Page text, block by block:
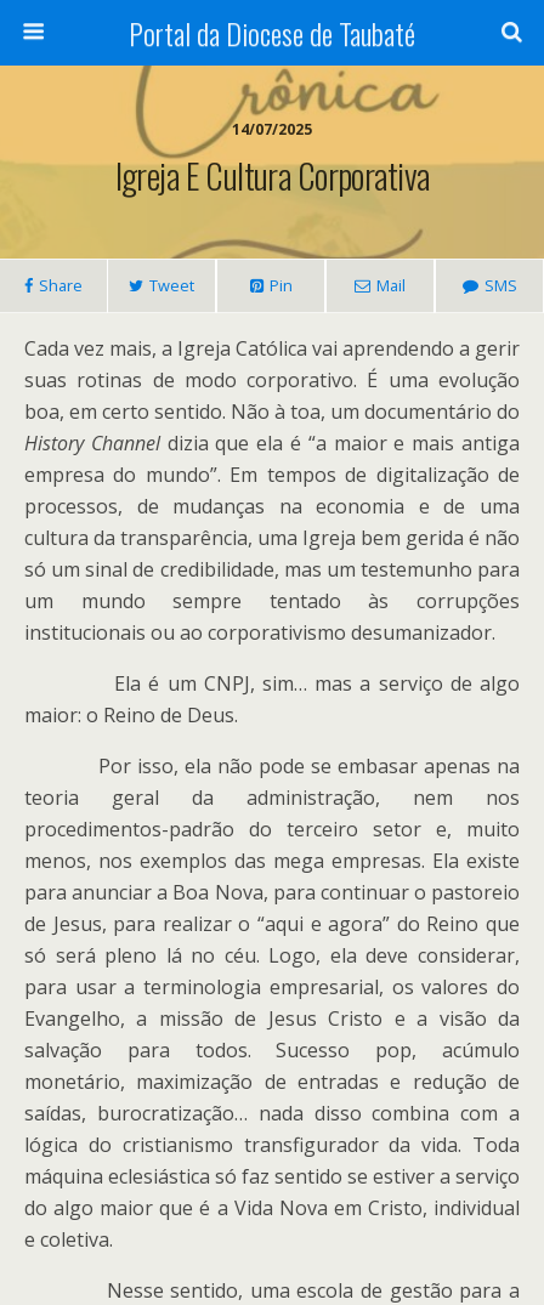
Portal da Diocese de Taubaté
14/07/2025
Igreja E Cultura Corporativa
Share Tweet Pin Mail SMS
Cada vez mais, a Igreja Católica vai aprendendo a gerir
suas rotinas de modo corporativo. É uma evolução
boa, em certo sentido. Não à toa, um documentário do
History Channel dizia que ela é “a maior e mais antiga
empresa do mundo”. Em tempos de digitalização de
processos, de mudanças na economia e de uma
cultura da transparência, uma Igreja bem gerida é não
só um sinal de credibilidade, mas um testemunho para
um mundo sempre tentado às corrupções
institucionais ou ao corporativismo desumanizador.
Ela é um CNPJ, sim… mas a serviço de algo
maior: o Reino de Deus.
Por isso, ela não pode se embasar apenas na
teoria geral da administração, nem nos
procedimentos-padrão do terceiro setor e, muito
menos, nos exemplos das mega empresas. Ela existe
para anunciar a Boa Nova, para continuar o pastoreio
de Jesus, para realizar o “aqui e agora” do Reino que
só será pleno lá no céu. Logo, ela deve considerar,
para usar a terminologia empresarial, os valores do
Evangelho, a missão de Jesus Cristo e a visão da
salvação para todos. Sucesso pop, acúmulo
monetário, maximização de entradas e redução de
saídas, burocratização… nada disso combina com a
lógica do cristianismo transfigurador da vida. Toda
máquina eclesiástica só faz sentido se estiver a serviço
do algo maior que é a Vida Nova em Cristo, individual
e coletiva.
Nesse sentido, uma escola de gestão para a